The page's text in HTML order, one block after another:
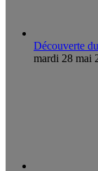
Découverte
mardi 28 mai